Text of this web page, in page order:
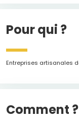
Pour qui ?
Entreprises artisanales
Comment ?